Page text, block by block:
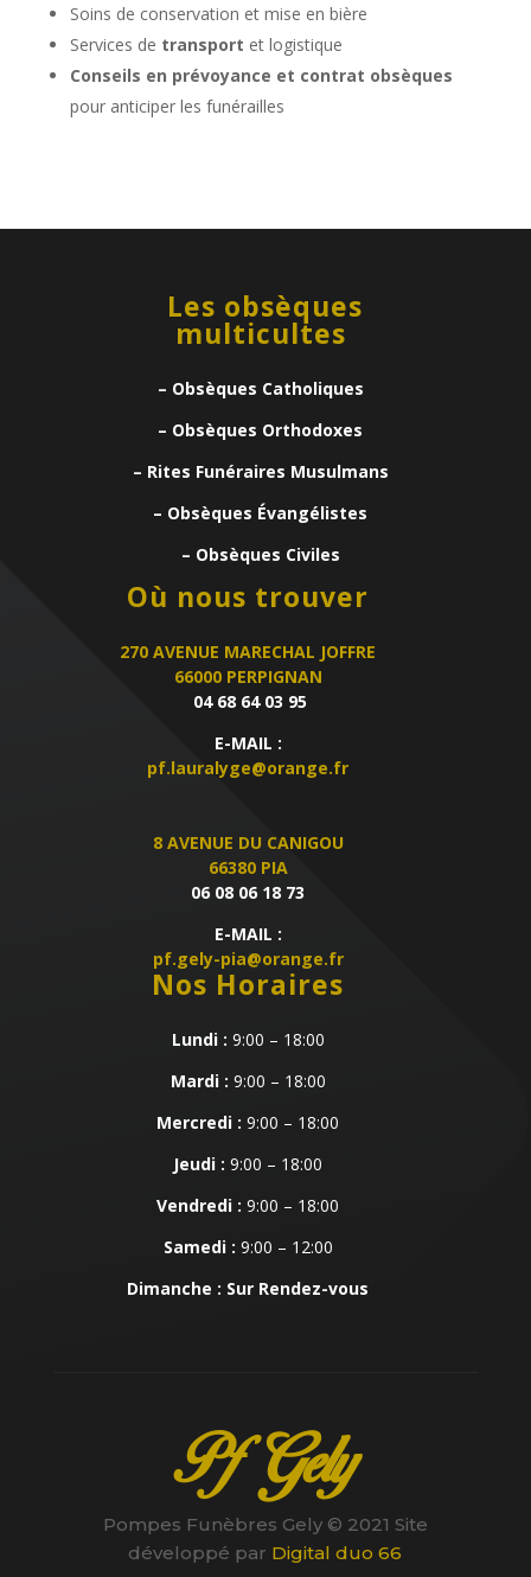
Soins de conservation et mise en bière
Services de transport et logistique
Conseils en prévoyance et contrat obsèques
pour anticiper les funérailles
Les obsèques
multicultes
– Obsèques Catholiques
– Obsèques Orthodoxes
– Rites Funéraires Musulmans
– Obsèques Évangélistes
– Obsèques Civiles
Où nous trouver
270 AVENUE MARECHAL JOFFRE
66000 PERPIGNAN
04 68 64 03 95
E-MAIL :
pf.lauralyge@orange.fr
8 AVENUE DU CANIGOU
66380 PIA
06 08 06 18 73
E-MAIL :
pf.gely-pia@orange.fr
Nos Horaires
Lundi : 9:00 – 18:00
Mardi : 9:00 – 18:00
Mercredi : 9:00 – 18:00
Jeudi : 9:00 – 18:00
Vendredi : 9:00 – 18:00
Samedi : 9:00 – 12:00
Dimanche : Sur Rendez-vous
Pf Gely
Pompes Funèbres Gely © 2021 Site
développé par Digital duo 66